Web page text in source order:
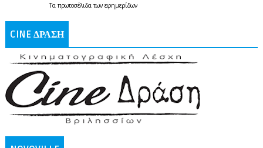
Τα πρωτοσέλιδατων εφημερίδων
CINE ΔΡΑΣΗ